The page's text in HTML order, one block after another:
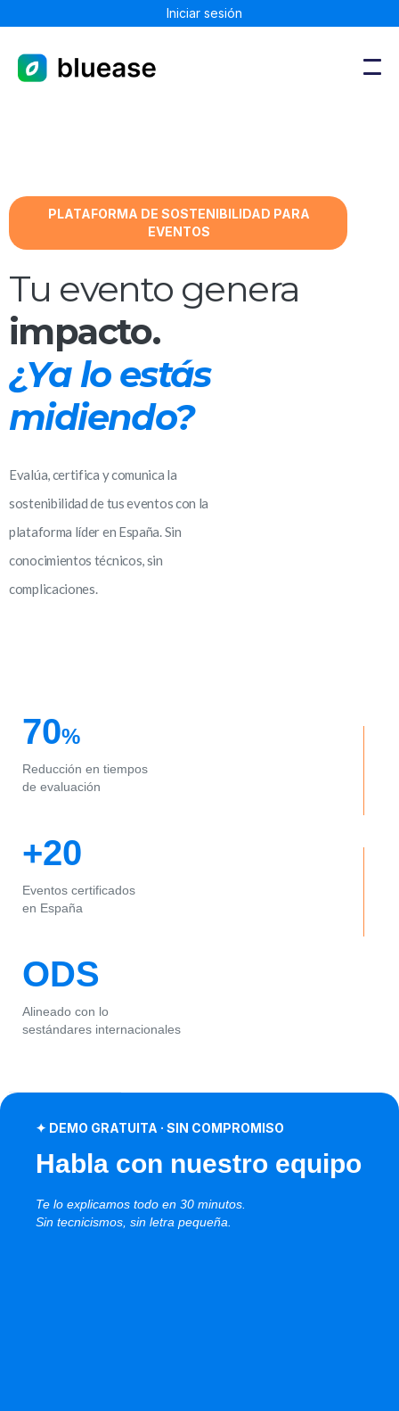
Iniciar sesión
PLATAFORMA DE SOSTENIBILIDAD PARA
EVENTOS
Tu evento genera
impacto.
¿Ya lo estás
midiendo?
Evalúa, certifica y comunica la
sostenibilidad de tus eventos con la
plataforma líder en España. Sin
conocimientos técnicos, sin
complicaciones.
70%
Reducción en tiempos
de evaluación
+20
Eventos certificados
en España
ODS
Alineado con lo
sestándares internacionales
✦ DEMO GRATUITA · SIN COMPROMISO
Habla con nuestro equipo
Te lo explicamos todo en 30 minutos.
Sin tecnicismos, sin letra pequeña.